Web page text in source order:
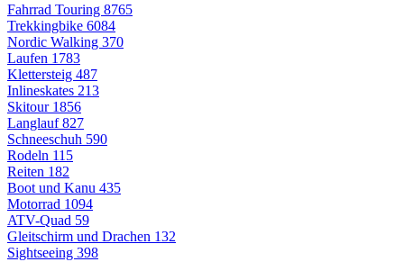
Fahrrad Touring 8765
Trekkingbike 6084
Nordic Walking 370
Laufen 1783
Klettersteig 487
Inlineskates 213
Skitour 1856
Langlauf827
Schneeschuh 590
Rodeln 115
Reiten 182
Boot und Kanu 435
Motorrad 1094
ATV-Quad 59
Gleitschirm und Drachen 132
Sightseeing 398